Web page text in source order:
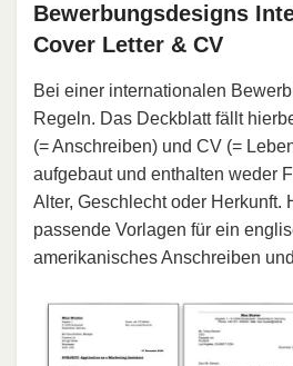
Bewerbungsdesigns
Cover Letter & CV
Bei einer internationalen
Regeln. Das Deckblatt fällt
(= Anschreiben) und CV (=
aufgebaut und enthalten weder
Alter, Geschlecht oder Herkunft.
passende Vorlagen für ein
amerikanisches Anschreiben